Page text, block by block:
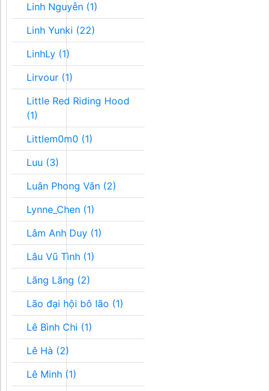
Linh Nguyễn (1)
Linh Yunki (22)
LinhLy (1)
Lirvour (1)
Little Red Riding Hood
(1)
Littlem0m0 (1)
Luu (3)
Luân Phong Vân (2)
Lynne_Chen (1)
Lâm Anh Duy (1)
Lâu Vũ Tình (1)
Lãng Lãng (2)
Lão đại hội bô lão (1)
Lê Bình Chi (1)
Lê Hà (2)
Lê Minh (1)